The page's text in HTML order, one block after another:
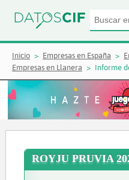
Inicio Empresas en España
Empresas en Llanera
Informe
ROYJU PRUVIA